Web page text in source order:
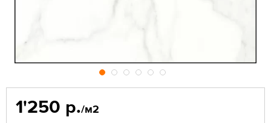
1'250 р./м2